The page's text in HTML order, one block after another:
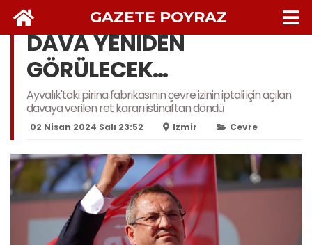
GAZETE POYRAZ
DAVA YENİDEN
GÖRÜLECEK…
Ayvalık'taki pirina fabrikasının çevre izinin iptali için açılan
davaya verilen ret kararı istinaftan döndü
02 Nisan 2024 Salı 23:52 Izmir Cevre